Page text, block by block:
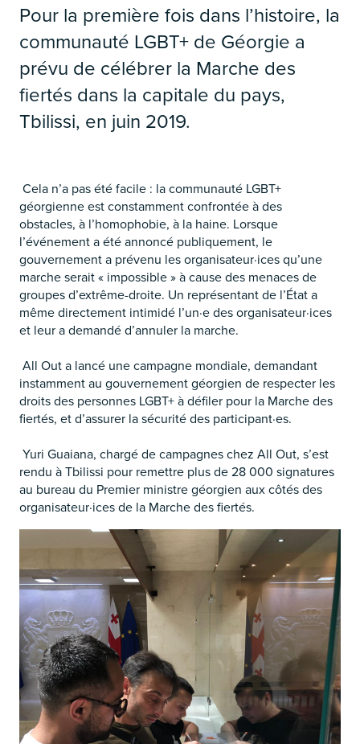
Pour la première fois dans l’histoire, la
communauté LGBT+ de Géorgie a
prévu de célébrer la Marche des
fiertés dans la capitale du pays,
Tbilissi, en juin 2019.
Cela n’a pas été facile : la communauté LGBT+
géorgienne est constamment confrontée à des
obstacles, à l’homophobie, à la haine. Lorsque
l’événement a été annoncé publiquement, le
gouvernement a prévenu les organisateur·ices qu’une
marche serait « impossible » à cause des menaces de
groupes d’extrême-droite. Un représentant de l’État a
même directement intimidé l’un·e des organisateur·ices
et leur a demandé d’annuler la marche.
All Out a lancé une campagne mondiale, demandant
instamment au gouvernement géorgien de respecter les
droits des personnes LGBT+ à défiler pour la Marche des
fiertés, et d’assurer la sécurité des participant·es.
Yuri Guaiana, chargé de campagnes chez All Out, s’est
rendu à Tbilissi pour remettre plus de 28 000 signatures
au bureau du Premier ministre géorgien aux côtés des
organisateur·ices de la Marche des fiertés.